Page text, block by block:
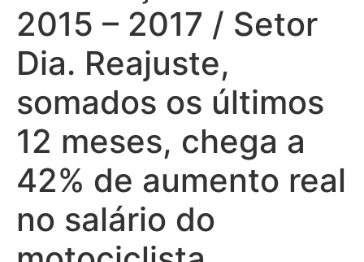
2015 – 2017 / Setor
Dia. Reajuste,
somados os últimos
12 meses, chega a
42% de aumento real
no salário do